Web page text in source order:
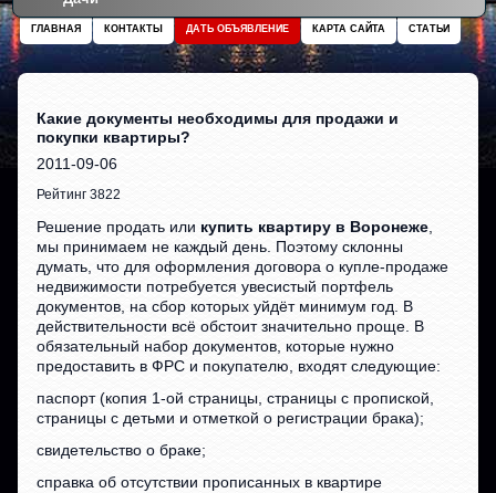
СТАТЬИ
КАРТА САЙТА
ДАТЬ ОБЪЯВЛЕНИЕ
КОНТАКТЫ
ГЛАВНАЯ
Какие документы необходимы для продажи и
покупки квартиры?
2011-09-06
Рейтинг 3822
Решение продать или купить квартиру в Воронеже
мы принимаем не каждый день. Поэтому склонны
думать, что для оформления договора о купле-продаже
недвижимости потребуется увесистый портфель
документов, на сбор которых уйдёт минимум год. В
действительности всё обстоит значительно проще. В
обязательный набор документов, которые нужно
предоставить в ФРС и покупателю, входят следующие:
паспорт (копия 1-ой страницы, страницы с пропиской,
страницы с детьми и отметкой о регистрации брака);
свидетельство о браке;
справка об отсутствии прописанных в квартире